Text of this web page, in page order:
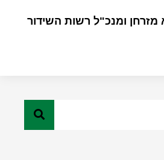
ומנכ"ל רשות השידור